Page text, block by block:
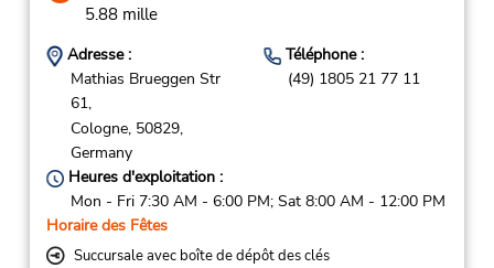
5.88 mille
Adresse :
Mathias Brueggen Str
61,
Cologne, 50829,
Germany
Téléphone :
(49) 1805 21 77 11
Heures d'exploitation :
Mon - Fri 7:30 AM - 6:00 PM; Sat 8:00 AM - 12:00 PM
Horaire des Fêtes
Succursale avec boîte de dépôt des clés